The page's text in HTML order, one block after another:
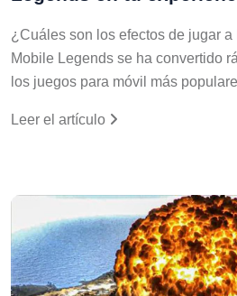
¿Cuáles son los efectos de jugar
Mobile Legends se ha convertido
los juegos para móvil más
Leer el artículo